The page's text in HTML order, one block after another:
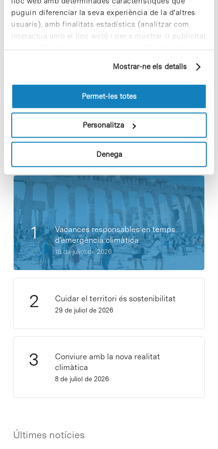
puguin diferenciar la seva experiència de la d'altres
usuaris), amb finalitats estadístics (analitzar com
interactua amb el lloc web) i per a mostrar-li publicitat
personalitzada sobre la base d'un perfil elaborat a
pàgines visitades). Per a obtenir més informació sobre
les cookies pot consultar laPolítica de cookiesdel
Mostrar-ne els detalls
Permet-les totes
Personalitza
Denega
• Més informació al web de l’IRB Barcelona [+]
Share
Notícies més vistes
Vacances responsables en temps
d’emergència climàtica
15 de juliol de 2026
Cuidar el territori és sostenibilitat
29 de juliol de 2026
Conviure amb la nova realitat
climàtica
8 de juliol de 2026
Últimes notícies